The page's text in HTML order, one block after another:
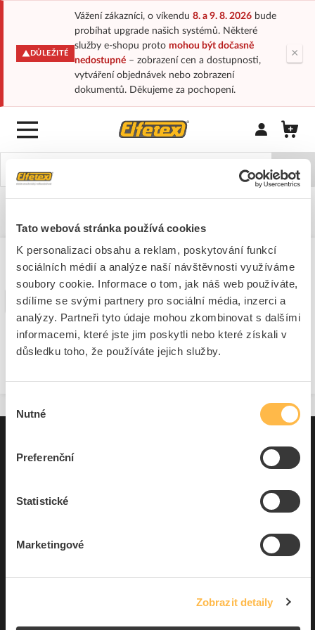
Tato webová stránka používá cookies
K personalizaci obsahu a reklam, poskytování funkcí
sociálních médií a analýze naší návštěvnosti využíváme
soubory cookie. Informace o tom, jak náš web používáte,
sdílíme se svými partnery pro sociální média, inzerci a
analýzy. Partneři tyto údaje mohou zkombinovat s dalšími
informacemi, které jste jim poskytli nebo které získali v
důsledku toho, že používáte jejich služby.
souhlasu
Nutné
Preferenční
Statistické
Marketingové
Zobrazit detaily
DŮLEŽITÉ
Vážení zákazníci, o víkendu 8. a 9. 8. 2026bude
probíhat upgrade našich systémů. Některé
služby e-shopu proto mohou být dočasně
nedostupné– zobrazení cen a dostupnosti,
vytváření objednávek nebo zobrazení
dokumentů. Děkujeme za pochopení.
×
Přihlásit/
Cabelcon
Nepodařilo se nalést žádné produkty
Filtr
O nás
Elfetex, spol. s r.o.
Plzeň 312 00
DIČ: CZ40524485